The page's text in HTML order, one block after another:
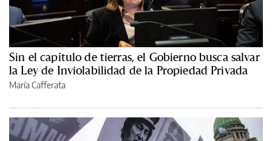
Sin el capítulo de tierras, el Gobierno busca salvar
la Ley de Inviolabilidad de la Propiedad Privada
María Cafferata